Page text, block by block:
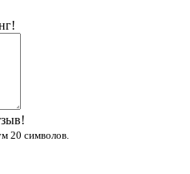
20 символов.